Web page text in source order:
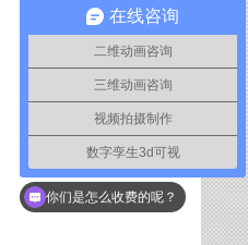
在线咨询
二维动画咨询
三维动画咨询
视频拍摄制作
数字孪生3d可视
你们是怎么收费的呢？